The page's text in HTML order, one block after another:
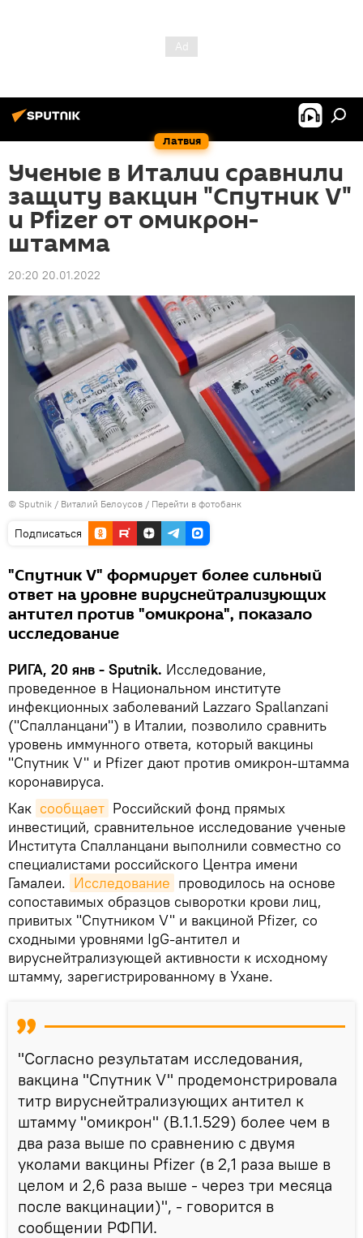
Латвия
Ученые в Италии сравнили
защиту вакцин "Спутник V"
и Pfizer от омикрон-
штамма
20:20 20.01.2022
© Sputnik / Виталий Белоусов / Перейти в фотобанк
Подписаться
"Спутник V" формирует более сильный
ответ на уровне вируснейтрализующих
антител против "омикрона", показало
исследование
РИГА, 20 янв - Sputnik. Исследование,
проведенное в Национальном институте
инфекционных заболеваний Lazzaro Spallanzani
("Спалланцани") в Италии, позволило сравнить
уровень иммунного ответа, который вакцины
"Спутник V" и Pfizer дают против омикрон-штамма
коронавируса.
Как сообщает Российский фонд прямых
инвестиций, сравнительное исследование ученые
Института Спалланцани выполнили совместно со
специалистами российского Центра имени
Гамалеи. Исследование проводилось на основе
сопоставимых образцов сыворотки крови лиц,
привитых "Спутником V" и вакциной Pfizer, со
сходными уровнями IgG-антител и
вируснейтрализующей активности к исходному
штамму, зарегистрированному в Ухане.
"Согласно результатам исследования,
вакцина "Спутник V" продемонстрировала
титр вируснейтрализующих антител к
штамму "омикрон" (B.1.1.529) более чем в
два раза выше по сравнению с двумя
уколами вакцины Pfizer (в 2,1 раза выше в
целом и 2,6 раза выше - через три месяца
после вакцинации)", - говорится в
сообщении РФПИ.